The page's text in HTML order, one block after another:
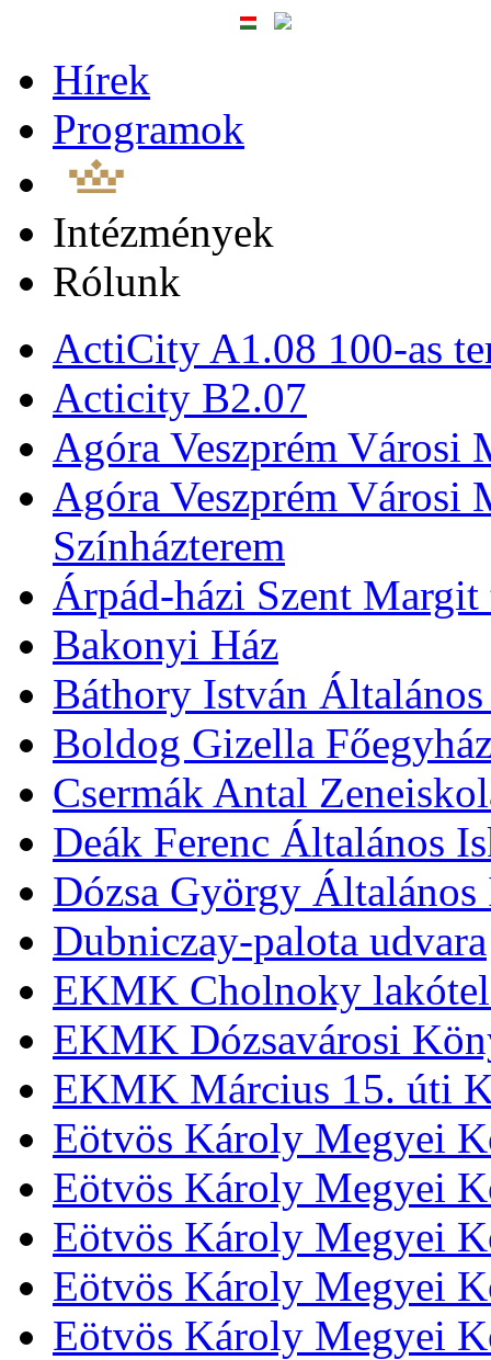
Hírek
Programok
Intézmények
Rólunk
ActiCity A1.08 100-as
Acticity B2.07
Agóra Veszprém Városi
Agóra Veszprém Városi
Színházterem
Árpád-házi Szent
Bakonyi Ház
Báthory István
Boldog Gizella
Csermák Antal
Deák Ferenc Általános
Dózsa György Általános
Dubniczay-palota udvara
EKMK Cholnoky
EKMK Dózsavárosi
EKMK Március 15. úti
Eötvös Károly Megyei
Eötvös Károly Megyei
Eötvös Károly Megyei
Eötvös Károly Megyei
Eötvös Károly Megyei